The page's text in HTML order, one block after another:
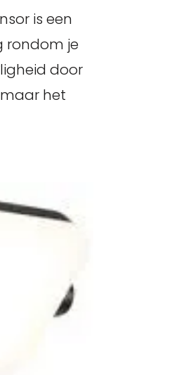
is een
rondom je
door
het